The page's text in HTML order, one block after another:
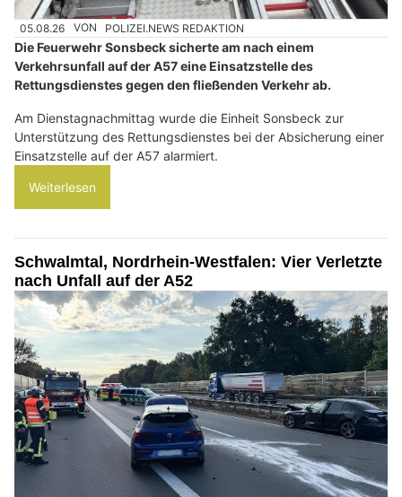
05.08.26 VON POLIZEI.NEWS REDAKTION
Die Feuerwehr Sonsbeck sicherte am nach einem
Verkehrsunfall auf der A57 eine Einsatzstelle des
Rettungsdienstes gegen den fließenden Verkehr ab.
Am Dienstagnachmittag wurde die Einheit Sonsbeck zur
Unterstützung des Rettungsdienstes bei der Absicherung einer
Einsatzstelle auf der A57 alarmiert.
Weiterlesen
Schwalmtal, Nordrhein-Westfalen: Vier Verletzte
nach Unfall auf der A52